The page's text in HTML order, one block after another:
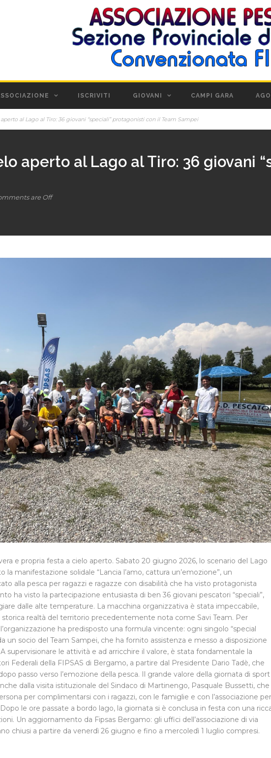
ISCRIVITI GIOVANI CAMPI GARA
al Lago al Tiro: 36 giovani “speciali” protagonisti con il Team Sampei
aperto al Lago al Tiro: 36 giovani
are Off
e propria festa a cielo aperto. Sabato 20 giugno 2026, lo scenario del Lago
la manifestazione solidale “Lancia l’amo, cattura un’emozione”, un
alla pesca per ragazzi e ragazze con disabilità che ha visto protagonista
ha visto la partecipazione entusiasta di ben 36 giovani pescatori “speciali”,
dalle alte temperature. La macchina organizzativa è stata impeccabile,
realtà del territorio precedentemente nota come Savi Team. Per
ha predisposto una formula vincente: ogni singolo “special
un socio del Team Sampei, che ha fornito assistenza e messo a disposizione
supervisionare le attività e ad arricchire il valore, è stata fondamentale la
Federali della FIPSAS di Bergamo, a partire dal Presidente Dario Tadè, che
passo verso l’emozione della pesca. Il grande valore della giornata di sport
dalla visita istituzionale del Sindaco di Martinengo, Pasquale Bussetti, che
per complimentarsi con i ragazzi, con le famiglie e con l’associazione per
le ore passate a bordo lago, la giornata si è conclusa in festa con una
Un aggiornamento da Fipsas Bergamo: gli uffici dell’associazione di via
chiusi a partire da venerdì 26 giugno e fino a mercoledì 1 luglio compresi.